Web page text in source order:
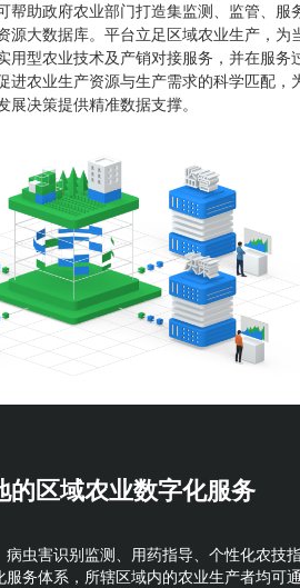
帮助政府农业部门打造集监测、监管、服
源大数据库。平台立足区域农业生产，为
用型农业技术及产销对接服务，并在服务
进农业生产资源与生产需求的科学匹配，
展决策提供精准数据支撑。
的区域农业数字化服务
虫害识别监测、用药指导、个性化农技
务体系，所辖区域内的农业生产者均可